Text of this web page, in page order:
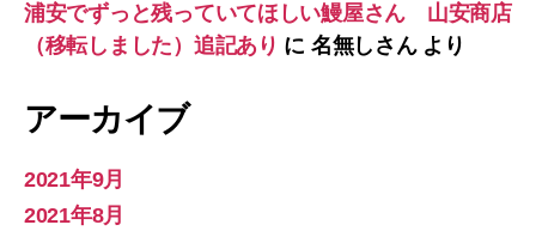
浦安でずっと残っていてほしい鰻屋さん 山安商店
（移転しました）追記あり に 名無しさんより
アーカイブ
2021年9月
2021年8月